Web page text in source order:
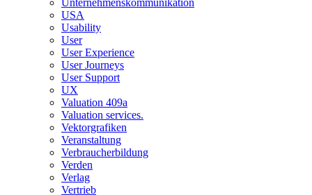
Unternehmenskommunikation
USA
Usability
User
User Experience
User Journeys
User Support
UX
Valuation 409a
Valuation services.
Vektorgrafiken
Veranstaltung
Verbraucherbildung
Verden
Verlag
Vertrieb